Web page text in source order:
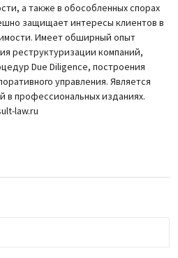
а также в обособленных спорах
защищает интересы клиентов в
Имеет обширный опыт
реструктуризации компаний,
Due Diligence, построения
управления. Является
в профессиональных изданиях.
law.ru